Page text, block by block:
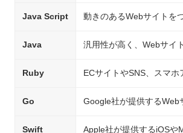
Java Script 動きのあるWebサイトを
Java 汎用性が高く、Webサイ
Ruby ECサイトやSNS、スマ
Go Google社が提供するWeb
Swift Apple社が提供するiOSや